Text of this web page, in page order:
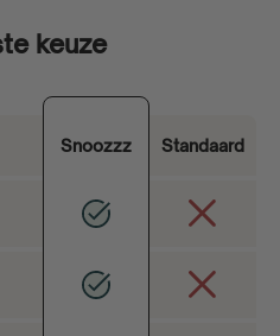
keuze
Snoozzz Standaard